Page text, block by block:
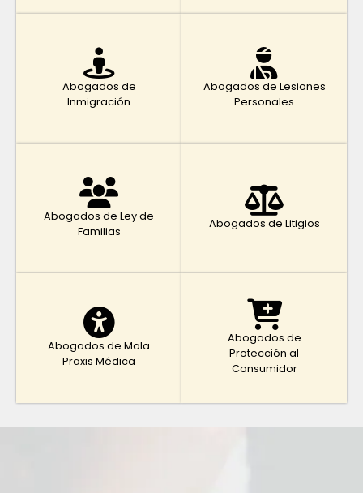
Abogados de
Inmigración
Abogados de Lesiones
Personales
Abogados de Ley de
Familias
Abogados de Litigios
Abogados de Mala
Praxis Médica
Abogados de
Protección al
Consumidor